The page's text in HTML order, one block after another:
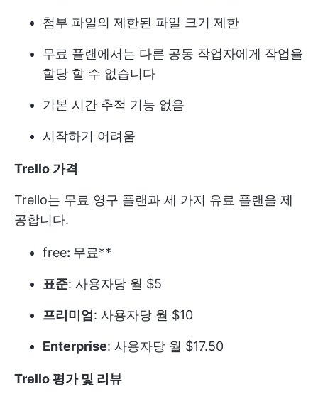
첨부 파일의 제한된 파일 크기 제한
무료 플랜에서는 다른 공동 작업자에게 작업을
할당 할 수 없습니다
기본 시간 추적 기능 없음
시작하기 어려움
Trello 가격
Trello는 무료 영구 플랜과 세 가지 유료 플랜을 제
공합니다.
free: 무료**
표준: 사용자당 월 $5
프리미엄 : 사용자당 월 $10
Enterprise: 사용자당 월 $17.50
Trello 평가 및 리뷰